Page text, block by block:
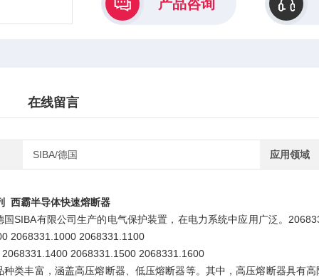
产品咨询
在线留言
SIBA/德国 应用领域
西霸半导体快速熔断器
国SIBA有限公司生产的电气保护装置，在电力系统中应用广泛。
2068331.1000 2068331.1100
2068331.1500 2068331.1600
种类丰富，涵盖高压熔断器、低压熔断器等。其中，高压熔断器具有